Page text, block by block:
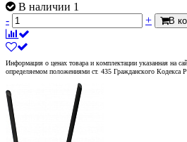
В наличии 1
-
+ В
Информация о ценах товара и комплектации указанная на
определяемом положениями ст. 435 Гражданского Кодекса